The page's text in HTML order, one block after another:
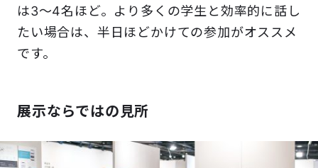
は3〜4名ほど。より多くの学生と効率的に話し
たい場合は、半日ほどかけての参加がオススメ
です。
展示ならではの見所